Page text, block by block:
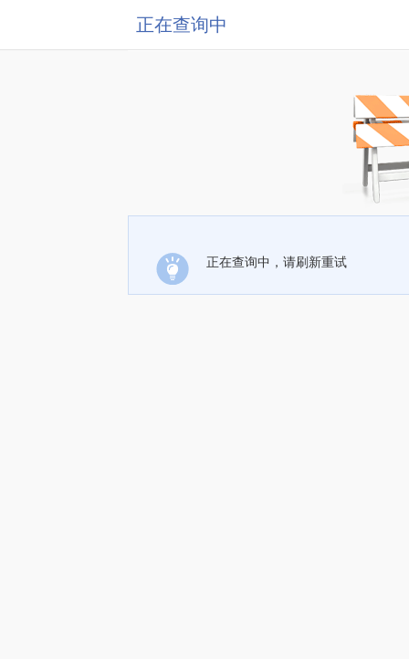
正在查询中
正在查询中，请刷新重试